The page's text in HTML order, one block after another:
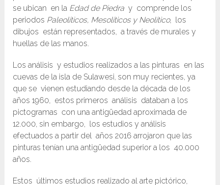
se ubican en la Edad de Piedra y comprende los
periodos Paleolíticos, Mesolíticos y Neolítico, los
dibujos están representados, a través de murales y
huellas de las manos.
Los análisis y estudios realizados a las pinturas en las
cuevas de la isla de Sulawesi, son muy recientes, ya
que se vienen estudiando desde la década de los
años 1960, estos primeros análisis databan a los
pictogramas con una antigüedad aproximada de
12.000, sin embargo, los estudios y análisis
efectuados a partir del años 2016 arrojaron que las
pinturas tenían una antigüedad superior a los 40.000
años.
Estos últimos estudios realizado al arte pictórico,